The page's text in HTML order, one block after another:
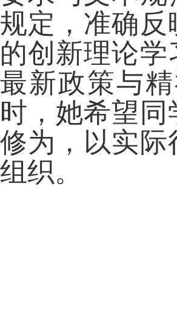
规定，准确
的创新理论
最新政策与
时，她希望
修为，以实
组织。